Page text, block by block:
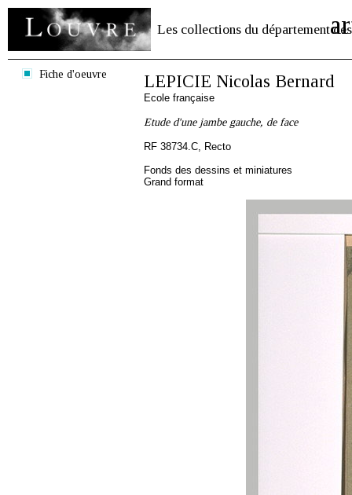
Les collections du département des
Fiche d'oeuvre LEPICIE Nicolas Bernard
Ecole française
Etude d'une jambe gauche, de face
RF 38734.C, Recto
Fonds des dessins et miniatures
Grand format